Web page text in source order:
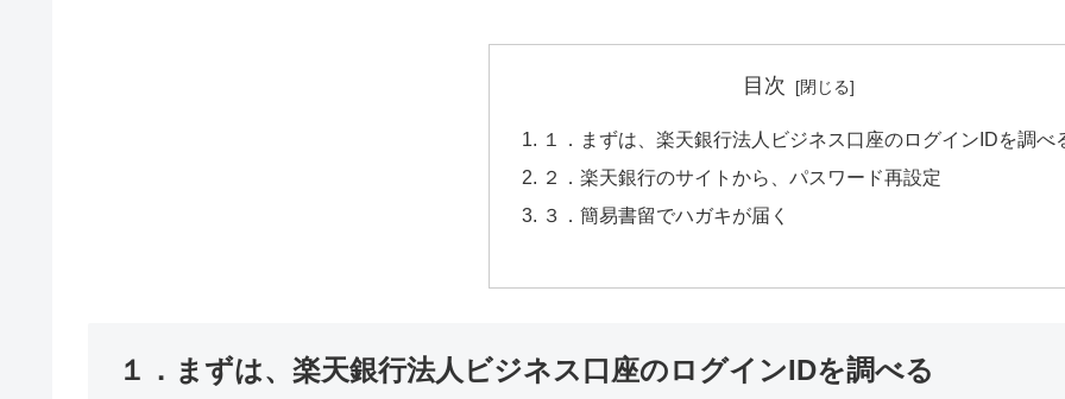
目次
１．まずは、楽天銀行法人ビジネス口座のログインIDを調べ
２．楽天銀行のサイトから、パスワード再設定
３．簡易書留でハガキが届く
１．まずは、楽天銀行法人ビジネス口座のログインIDを調べる